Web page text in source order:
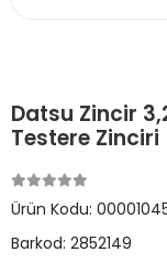
Datsu Zincir
Testere Zinciri
Ürün Kodu:
Barkod: 2852149